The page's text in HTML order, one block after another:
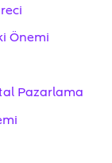
Önemi
Pazarlama